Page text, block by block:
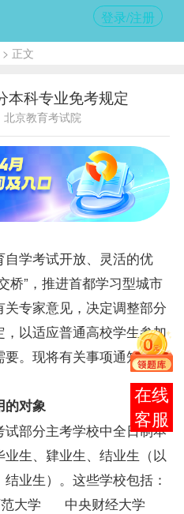
登录/注册
> 正文
本科专业免考规定
北京教育考试院
学考试开放、灵活的优
桥”，推进首都学习型城市
专家意见，决定调整部分
，以适应普通高校学生参加
。现将有关事项通知如
的对象
部分主考学校中全日制本
业生、肄业生、结业生（以
业生）。这些学校包括：
学 中央财经大学
报考
咨询